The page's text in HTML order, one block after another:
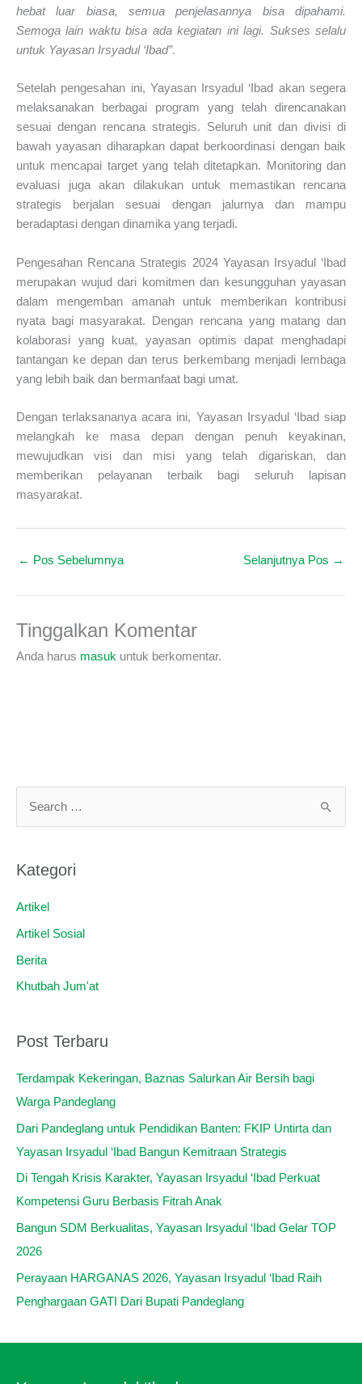
hebat luar biasa, semua penjelasannya bisa dipahami.
Semoga lain waktu bisa ada kegiatan ini lagi. Sukses selalu
untuk Yayasan Irsyadul ‘Ibad”.
Setelah pengesahan ini, Yayasan Irsyadul ‘Ibad akan segera
melaksanakan berbagai program yang telah direncanakan
sesuai dengan rencana strategis. Seluruh unit dan divisi di
bawah yayasan diharapkan dapat berkoordinasi dengan baik
untuk mencapai target yang telah ditetapkan. Monitoring dan
evaluasi juga akan dilakukan untuk memastikan rencana
strategis berjalan sesuai dengan jalurnya dan mampu
beradaptasi dengan dinamika yang terjadi.
Pengesahan Rencana Strategis 2024 Yayasan Irsyadul ‘Ibad
merupakan wujud dari komitmen dan kesungguhan yayasan
dalam mengemban amanah untuk memberikan kontribusi
nyata bagi masyarakat. Dengan rencana yang matang dan
kolaborasi yang kuat, yayasan optimis dapat menghadapi
tantangan ke depan dan terus berkembang menjadi lembaga
yang lebih baik dan bermanfaat bagi umat.
Dengan terlaksananya acara ini, Yayasan Irsyadul ‘Ibad siap
melangkah ke masa depan dengan penuh keyakinan,
mewujudkan visi dan misi yang telah digariskan, dan
memberikan pelayanan terbaik bagi seluruh lapisan
masyarakat.
← Pos Sebelumnya Selanjutnya Pos →
Tinggalkan Komentar
Anda harus masuk untuk berkomentar.
u
n
Kategori
Artikel
Artikel Sosial
Berita
Khutbah Jum'at
Post Terbaru
Terdampak Kekeringan, Baznas Salurkan Air Bersih bagi
Warga Pandeglang
Dari Pandeglang untuk Pendidikan Banten: FKIP Untirta dan
Yayasan Irsyadul ‘Ibad Bangun Kemitraan Strategis
Di Tengah Krisis Karakter, Yayasan Irsyadul ‘Ibad Perkuat
Kompetensi Guru Berbasis Fitrah Anak
Bangun SDM Berkualitas, Yayasan Irsyadul ‘Ibad Gelar TOP
2026
Perayaan HARGANAS 2026, Yayasan Irsyadul ‘Ibad Raih
Penghargaan GATI Dari Bupati Pandeglang